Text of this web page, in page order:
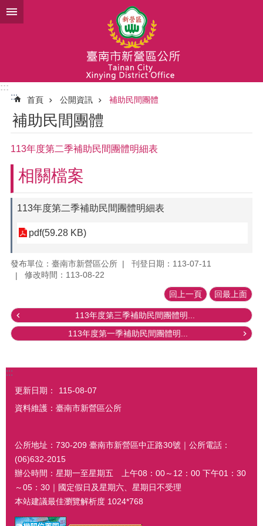
跳到主要內容區塊
:::
:::
首頁 公開資訊 補助民間團體
補助民間團體
113年度第二季補助民間團體明細表
相關檔案
113年度第二季補助民間團體明細表
pdf(59.28 KB)
發布單位：臺南市新營區公所
刊登日期：113-07-11
修改時間：113-08-22
回上一頁 回最上面
113年度第三季補助民間團體明...
113年度第一季補助民間團體明...
:::
更新日期：
115-08-07
資料維護：臺南市新營區公所
公所地址：730-209 臺南市新營區中正路30號｜公所電話：
(06)632-2015
辦公時間：星期一至星期五 上午08：00～12：00 下午01：30
～05：30｜國定假日及星期六、星期日不受理
本站建議最佳瀏覽解析度 1024*768